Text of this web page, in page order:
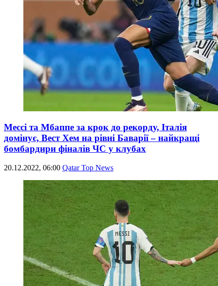
Мессі та Мбаппе за крок до рекорду, Італія
домінує, Вест Хем на рівні Баварії – найкращі
бомбардири фіналів ЧС у клубах
20.12.2022, 06:00 Qatar Top News